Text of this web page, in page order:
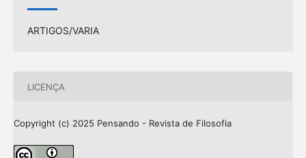
ARTIGOS/VARIA
LICENÇA
Copyright (c) 2025 Pensando - Revista de Filosofia